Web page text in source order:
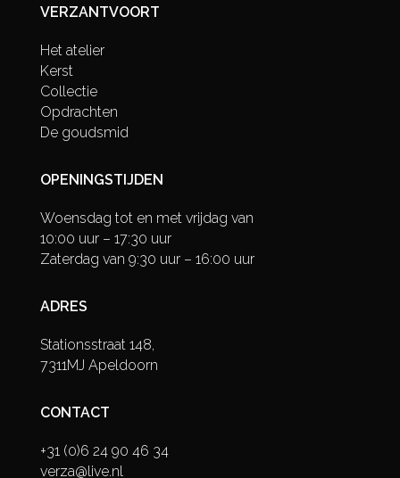
VERZANTVOORT
Het atelier
Kerst
Collectie
Opdrachten
De goudsmid
OPENINGSTIJDEN
Woensdag tot en met vrijdag van
10:00 uur – 17:30 uur
Zaterdag van 9:30 uur – 16:00 uur
ADRES
Stationsstraat 148,
7311MJ Apeldoorn
CONTACT
+31 (0)6 24 90 46 34
verza@live.nl